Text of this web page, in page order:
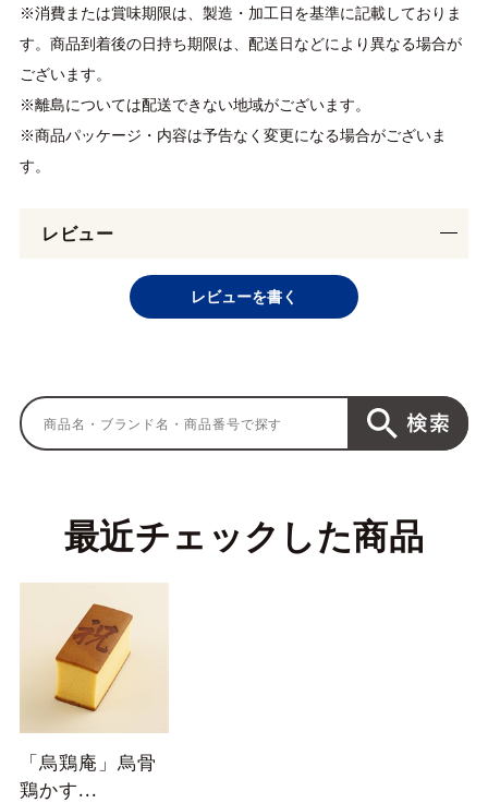
※消費または賞味期限は、製造・加工日を基準に記載しておりま
す。商品到着後の日持ち期限は、配送日などにより異なる場合が
ございます。
※離島については配送できない地域がございます。
※商品パッケージ・内容は予告なく変更になる場合がございま
す。
レビュー
レビューを書く
最近チェックした商品
「烏鶏庵」烏骨
鶏かす...